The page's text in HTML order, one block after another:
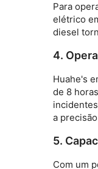
Para
elétrico
diesel
4.
Huahe's
de 8
a
5.
Com um